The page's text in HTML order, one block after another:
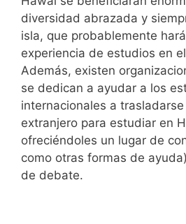
diversidad abrazada y
isla, que probablemente
experiencia de estudios en
Además, existen
se dedican a ayudar a los
internacionales a
extranjero para estudiar en
ofreciéndoles un lugar de
como otras formas de
de debate.